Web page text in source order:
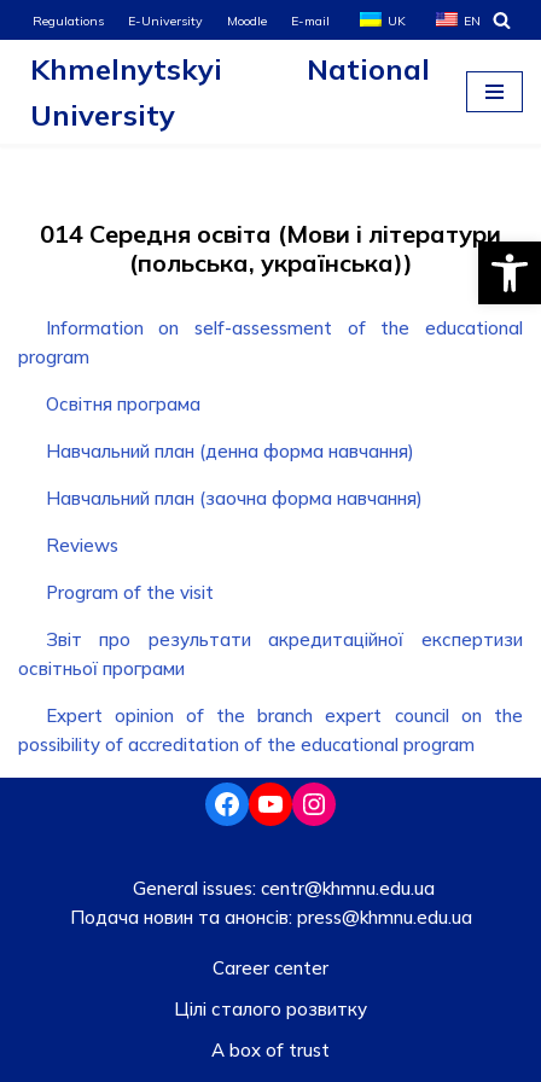
Skip
content
Regulations E-University Moodle E-mail UK EN
Khmelnytskyi National
University
014 Середня освіта (Мови і літератури
(польська, українська))
Information on self-assessment of the educational
program
Освітня програма
Навчальний план (денна форма навчання)
Навчальний план (заочна форма навчання)
Reviews
Program of the visit
Звіт про результати акредитаційної експертизи
освітньої програми
Expert opinion of the branch expert council on the
possibility of accreditation of the educational program
General issues: centr@khmnu.edu.ua
Подача новин та анонсів:press@khmnu.edu.ua
Career center
Цілі сталого розвитку
A box of trust